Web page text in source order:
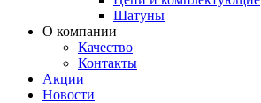
Шатуны
О компании
Качество
Контакты
Акции
Новости